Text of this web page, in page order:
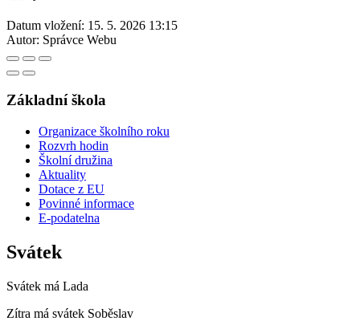
Datum vložení: 15. 5. 2026 13:15
Autor: Správce Webu
Základní škola
Organizace školního roku
Rozvrh hodin
Školní družina
Aktuality
Dotace z EU
Povinné informace
E-podatelna
Svátek
Svátek má Lada
Zítra má svátek Soběslav